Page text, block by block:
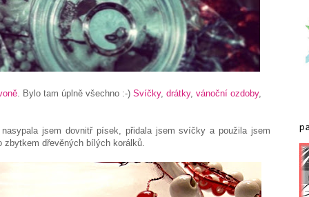
. Bylo tam úplně všechno :-) Svíčky, drátky, vánoční ozdoby,
jsem dovnitř písek, přidala jsem svíčky a použila jsem
zbytkem dřevěných bílých korálků.